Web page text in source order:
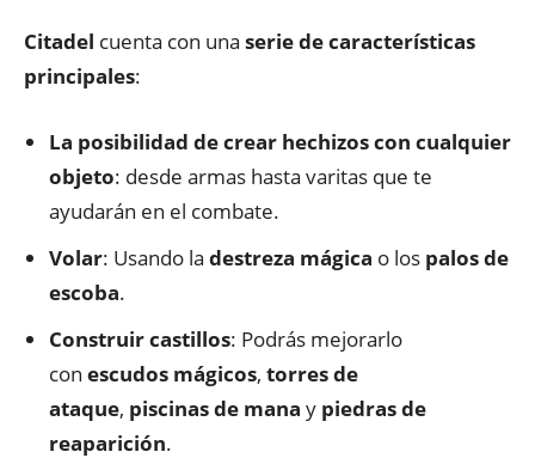
Citadel cuenta con una serie de características
principales:
La posibilidad de crear hechizos con cualquier
objeto: desde armas hasta varitas que te
ayudarán en el combate.
Volar: Usando la destreza mágica o los palos de
escoba.
Construir castillos: Podrás mejorarlo
con escudos mágicos, torres de
ataque, piscinas de mana y piedras de
reaparición.